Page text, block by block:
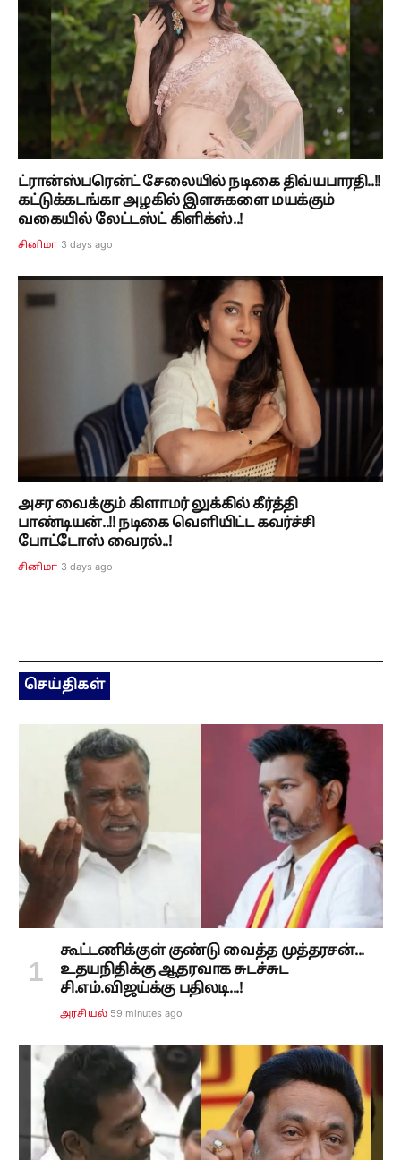
ட்ரான்ஸ்பரென்ட் சேலையில் நடிகை திவ்யபாரதி..!!
கட்டுக்கடங்கா அழகில் இளசுகளை மயக்கும்
வகையில் லேட்டஸ்ட் கிளிக்ஸ்..!
சினிமா 3 days ago
அசர வைக்கும் கிளாமர் லுக்கில் கீர்த்தி
பாண்டியன்..!! நடிகை வெளியிட்ட கவர்ச்சி
போட்டோஸ் வைரல்..!
சினிமா 3 days ago
செய்திகள்
கூட்டணிக்குள் குண்டு வைத்த முத்தரசன்...
உதயநிதிக்கு ஆதரவாக சுடச்சுட
சி.எம்.விஜய்க்கு பதிலடி...!
அரசியல் 59 minutes ago